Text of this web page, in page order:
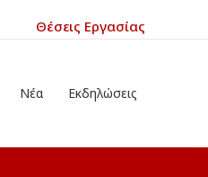
Θέσεις Εργασίας
Νέα Εκδηλώσεις
Εκδηλώσεις